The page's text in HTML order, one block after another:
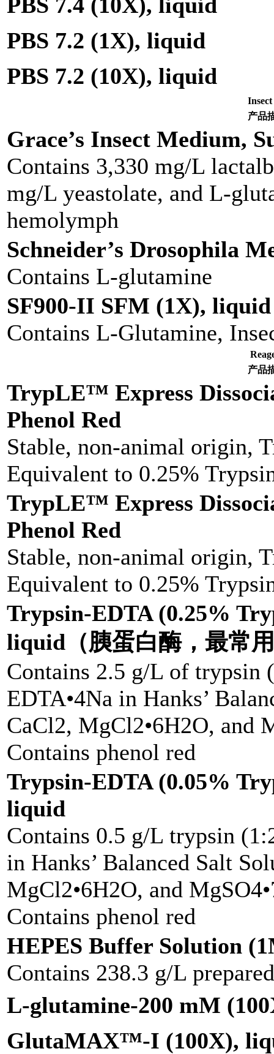
PBS 7.2 (1X), liquid
PBS 7.2 (10X), liquid
产品
Grace’s Insect Medium,
Contains 3,330 mg/L
mg/L yeastolate, and L-
hemolymph
Schneider’s Drosophila
Contains L-glutamine
SF900-II SFM (1X), liquid
Contains L-Glutamine,
产品
TrypLE™ Express
Phenol Red
Stable, non-animal origin,
Equivalent to 0.25%
TrypLE™ Express
Phenol Red
Stable, non-animal origin,
Equivalent to 0.25%
Trypsin-EDTA (0.25%
liquid（胰蛋白酶，最常
Contains 2.5 g/L of trypsin
EDTA•4Na in Hanks’
CaCl2, MgCl2•6H2O, and
Contains phenol red
Trypsin-EDTA (0.05%
liquid
Contains 0.5 g/L trypsin
in Hanks’ Balanced Salt
MgCl2•6H2O, and
Contains phenol red
HEPES Buffer Solution
Contains 238.3 g/L
L-glutamine-200 mM
GlutaMAX™-I (100X),